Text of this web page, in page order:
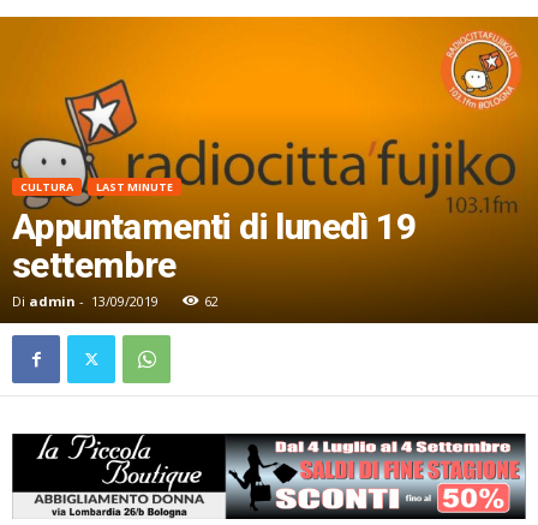
CULTURA LAST MINUTE
Appuntamenti di lunedì 19
settembre
Di admin - 13/09/2019 62